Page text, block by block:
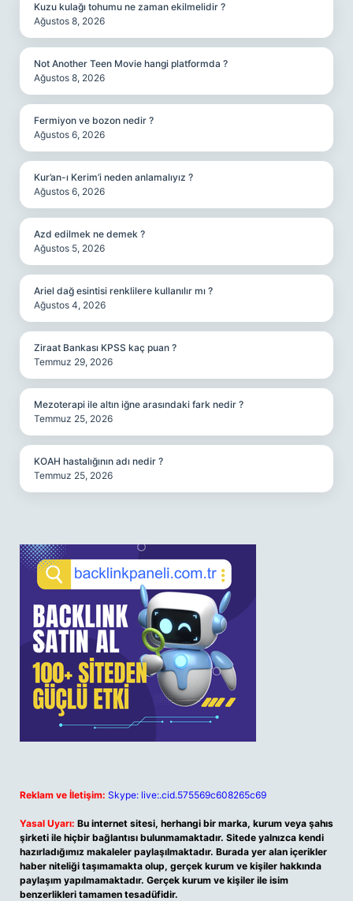
Kuzu kulağı tohumu ne zaman ekilmelidir ?
Ağustos 8, 2026
Not Another Teen Movie hangi platformda ?
Ağustos 8, 2026
Fermiyon ve bozon nedir ?
Ağustos 6, 2026
Kur’an-ı Kerim’i neden anlamalıyız ?
Ağustos 6, 2026
Azd edilmek ne demek ?
Ağustos 5, 2026
Ariel dağ esintisi renklilere kullanılır mı ?
Ağustos 4, 2026
Ziraat Bankası KPSS kaç puan ?
Temmuz 29, 2026
Mezoterapi ile altın iğne arasındaki fark nedir ?
Temmuz 25, 2026
KOAH hastalığının adı nedir ?
Temmuz 25, 2026
Reklam ve İletişim: Skype: live:.cid.575569c608265c69
Yasal Uyarı: Bu internet sitesi, herhangi bir marka, kurum veya şahıs
şirketi ile hiçbir bağlantısı bulunmamaktadır. Sitede yalnızca kendi
hazırladığımız makaleler paylaşılmaktadır. Burada yer alan içerikler
haber niteliği taşımamakta olup, gerçek kurum ve kişiler hakkında
paylaşım yapılmamaktadır. Gerçek kurum ve kişiler ile isim
benzerlikleri tamamen tesadüfidir.